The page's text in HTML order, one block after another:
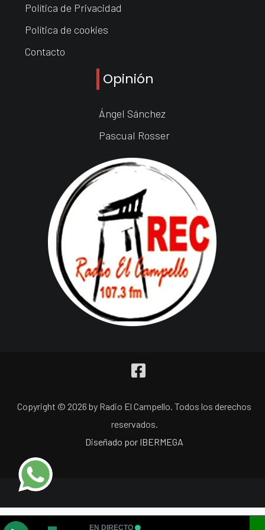
Política de Privacidad
Política de cookies
Contacto
Opinión
Ángel Sánchez
Pascual Rosser
Copyright © 2026 by Radio El Campello. Todos los derechos
reservados.
Diseñado por IBERMEGA
EN DIRECTO